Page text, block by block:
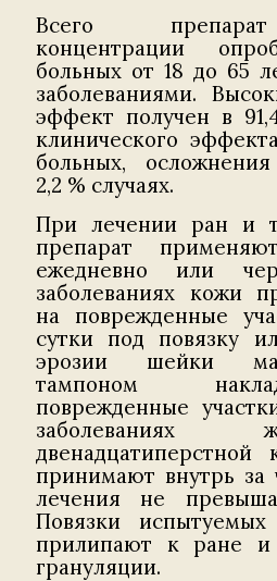
Всего
концентрации
больных от 18 до 65
заболеваниями.
эффект получен в
клинического
больных,
2,2 % случаях.
При лечении ран и
препарат
ежедневно или
заболеваниях кожи
на поврежденные
сутки под повязку
эрозии шейки
тампоном
поврежденные
принимают внутрь за
лечения не
Повязки
прилипают к ране и
грануляции.